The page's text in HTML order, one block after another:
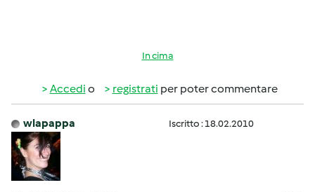
In cima
Accedi o registrati per poter commentare
wlapappa Iscritto : 18.02.2010